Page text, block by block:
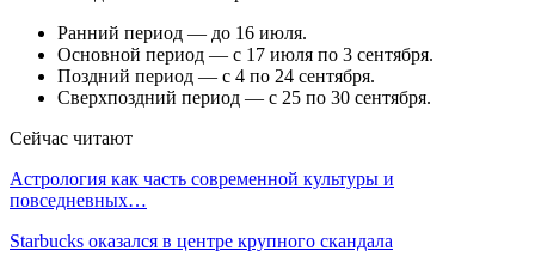
Ранний период — до 16 июля.
Основной период — с 17 июля по 3 сентября.
Поздний период — с 4 по 24 сентября.
Сверхпоздний период — с 25 по 30 сентября.
Сейчас читают
Астрология как часть современной культуры и
повседневных…
Starbucks оказался в центре крупного скандала